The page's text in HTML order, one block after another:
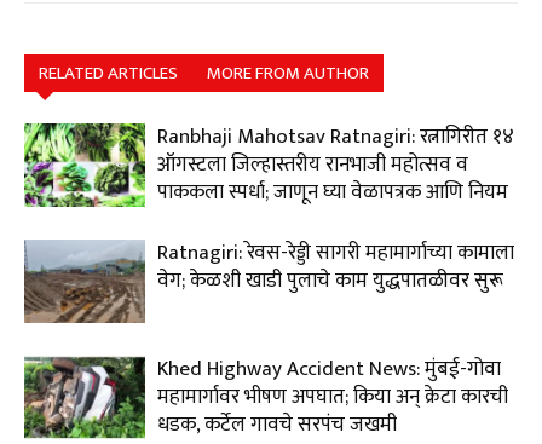
RELATED ARTICLES MORE FROM AUTHOR
Ranbhaji Mahotsav Ratnagiri: रत्नागिरीत १४
ऑगस्टला जिल्हास्तरीय रानभाजी महोत्सव व
पाककला स्पर्धा; जाणून घ्या वेळापत्रक आणि नियम
Ratnagiri: रेवस-रेड्डी सागरी महामार्गाच्या कामाला
वेग; केळशी खाडी पुलाचे काम युद्धपातळीवर सुरू
Khed Highway Accident News: मुंबई-गोवा
महामार्गावर भीषण अपघात; किया अन् क्रेटा कारची
धडक, कर्टेल गावचे सरपंच जखमी